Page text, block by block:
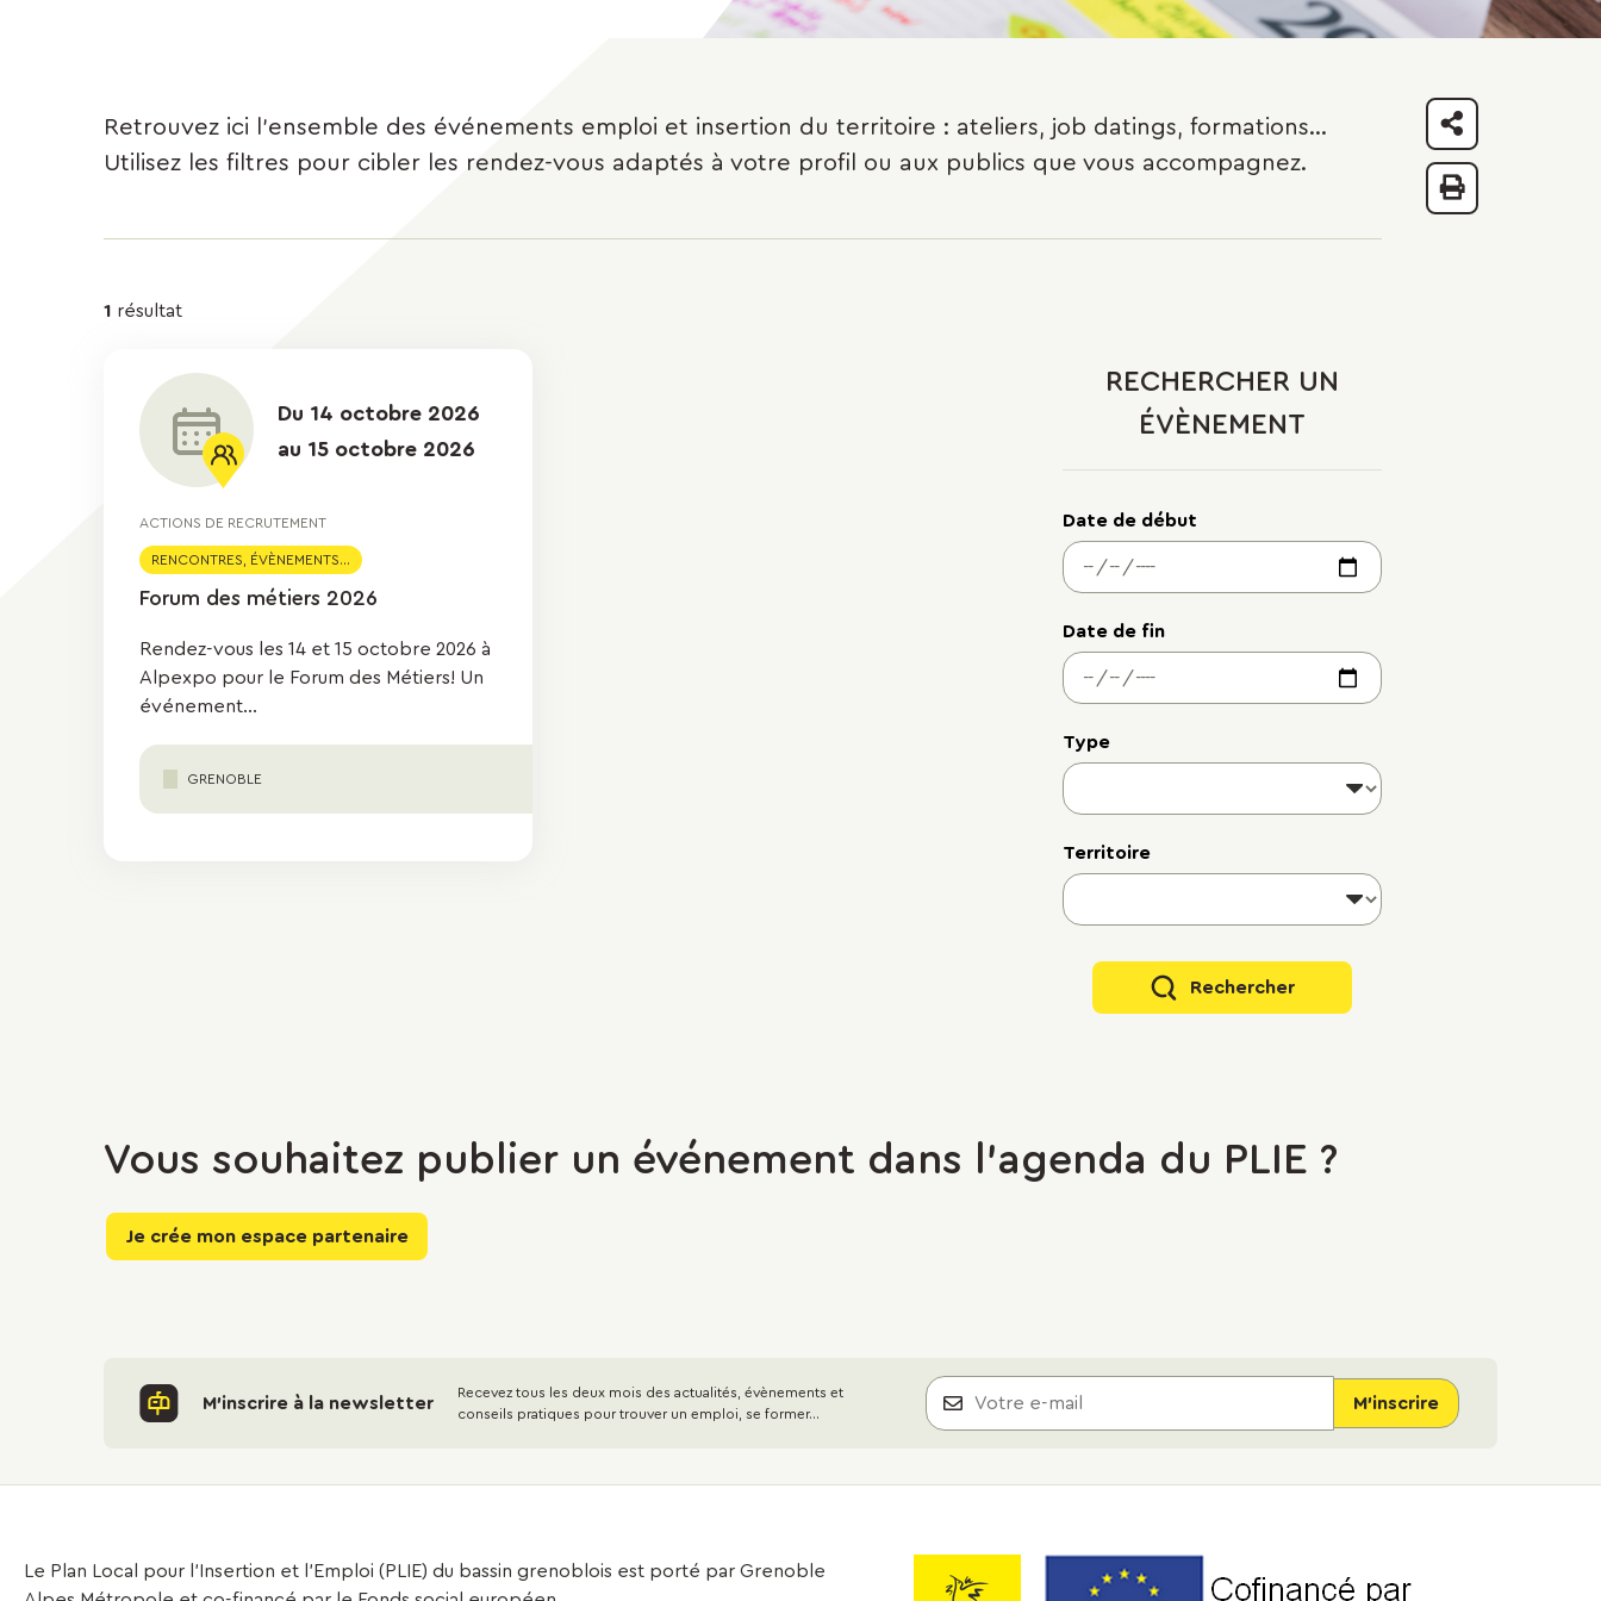
Retrouvez ici l'ensemble des événements emploi et insertion du territoire : ateliers, job datings, formations...
Utilisez les filtres pour cibler les rendez-vous adaptés à votre profil ou aux publics que vous accompagnez.
RECHERCHER UN
ÉVÈNEMENT
Date de début
Date de fin
Type
Territoire
Rechercher
Résultats
recherche
1 résultat
Du 14 octobre 2026
au 15 octobre 2026
ACTIONS DE RECRUTEMENT
RENCONTRES, ÉVÈNEMENTS...
Forum des métiers 2026
Rendez-vous les 14 et 15 octobre 2026 à
Alpexpo pour le Forum des Métiers! Un
événement...
GRENOBLE
Vous souhaitez publier un événement dans l'agenda du PLIE ?
Je crée mon espace partenaire
Partager
Imprimer
M'inscrire à la newsletter
Recevez tous les deux mois des actualités, évènements et
conseils pratiques pour trouver un emploi, se former...
Le Plan Local pour l’Insertion et l’Emploi (PLIE) du bassin grenoblois est porté par Grenoble